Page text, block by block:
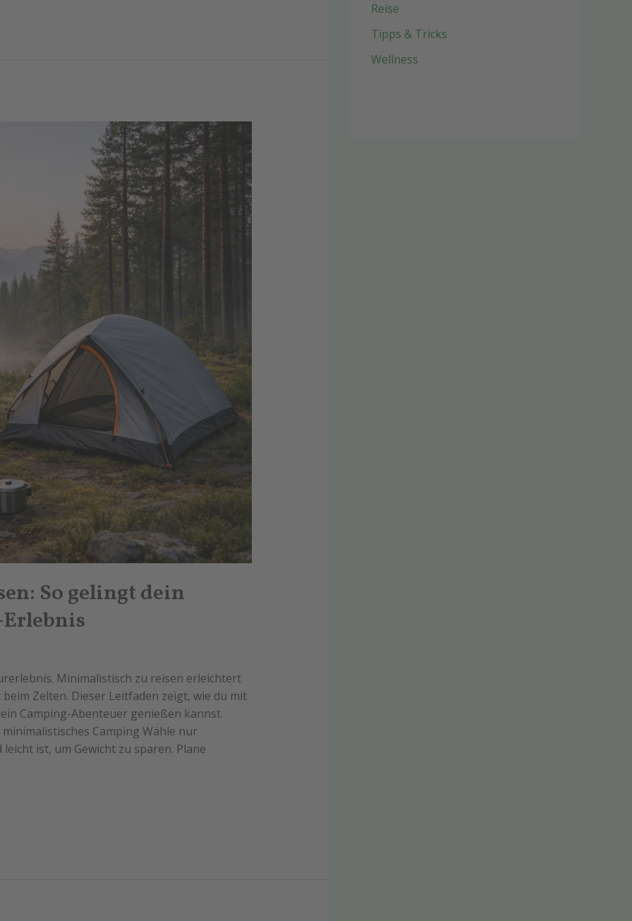
So gelingt dein
Minimalistisch zu reisen erleichtert
Zelten. Dieser Leitfaden zeigt, wie du mit
Camping-Abenteuer genießen kannst.
Camping Wähle nur
ist, um Gewicht zu sparen. Plane
Reise
Tipps & Tricks
Wellness